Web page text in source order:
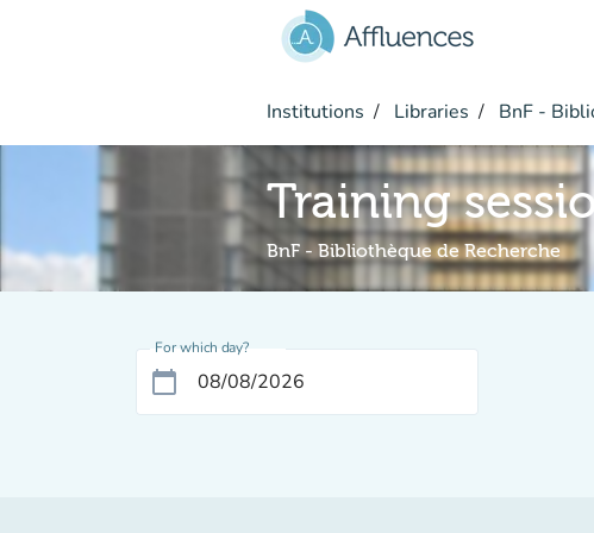
Institutions Libraries BnF -
Training
BnF - Bibliothèque de Recherche
For which day?
calendar_today